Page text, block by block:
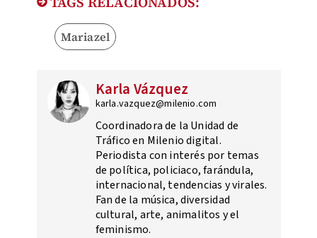
Mariazel
Karla Vázquez
karla.vazquez@milenio.com
Coordinadora de la Unidad de
Tráfico en Milenio digital.
Periodista con interés por temas
de política, policiaco, farándula,
internacional, tendencias y virales.
Fan de la música, diversidad
cultural, arte, animalitos y el
feminismo.